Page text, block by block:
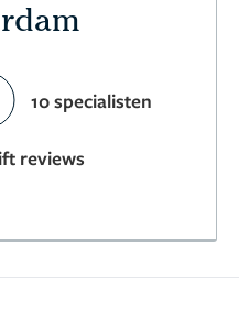
10 specialisten
reviews